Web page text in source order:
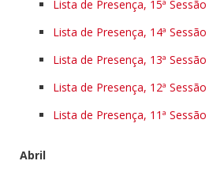
Lista de Presença, 15ª
Lista de Presença, 14ª
Lista de Presença, 13ª
Lista de Presença, 12ª
Lista de Presença, 11ª
Abril